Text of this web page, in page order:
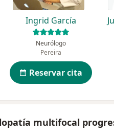
Ingrid García
Neurólogo
Pereira
Reservar cita
multifocal